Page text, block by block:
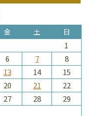
金 土 日
1
6 7
8
13 14
15
20 21
22
27 28
29